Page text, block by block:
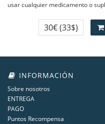
usar cualquier medicamento o
30€(33$)
INFORMACIÓN
Sobre nosotros
ENTREGA
PAGO
Puntos Recompensa